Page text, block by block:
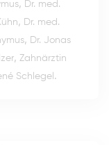
, Dr. med.
, Dr. med.
, Dr. Jonas
, Zahnärztin
Schlegel .